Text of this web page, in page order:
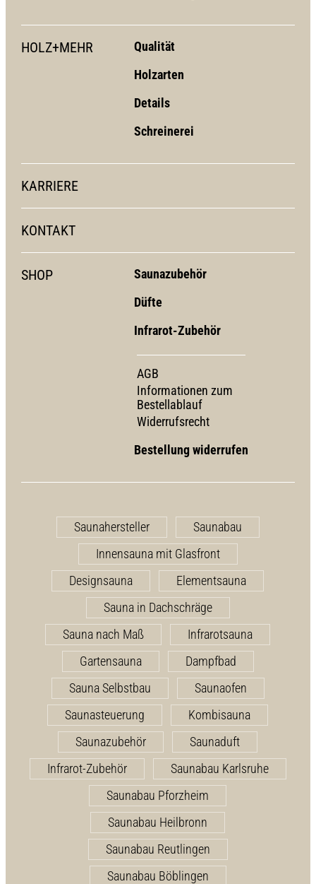
HOLZ+MEHR
Qualität
Holzarten
Details
Schreinerei
KARRIERE
KONTAKT
SHOP
Saunazubehör
Düfte
Infrarot-Zubehör
AGB
Informationen zum
Bestellablauf
Widerrufsrecht
Bestellung widerrufen
Saunahersteller
Saunabau
Innensauna mit Glasfront
Designsauna
Elementsauna
Sauna in Dachschräge
Sauna nach Maß
Infrarotsauna
Gartensauna
Dampfbad
Sauna Selbstbau
Saunaofen
Saunasteuerung
Kombisauna
Saunazubehör
Saunaduft
Infrarot-Zubehör
Saunabau Karlsruhe
Saunabau Pforzheim
Saunabau Heilbronn
Saunabau Reutlingen
Saunabau Böblingen